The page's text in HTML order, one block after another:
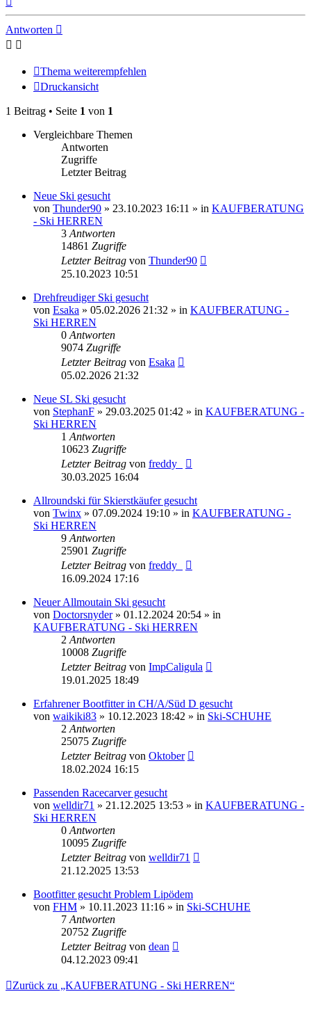
Antworten
Thema weiterempfehlen
Druckansicht
1 Beitrag • Seite 1 von 1
Vergleichbare Themen
Antworten
Zugriffe
Letzter Beitrag
Neue Ski gesucht
von Thunder90 » 23.10.2023 16:11 » in KAUFBERATUNG
- Ski HERREN
3 Antworten
14861 Zugriffe
Letzter Beitrag von Thunder90
25.10.2023 10:51
Drehfreudiger Ski gesucht
von Esaka » 05.02.2026 21:32 » in KAUFBERATUNG -
Ski HERREN
0 Antworten
9074 Zugriffe
Letzter Beitrag von Esaka
05.02.2026 21:32
Neue SL Ski gesucht
von StephanF » 29.03.2025 01:42 » in KAUFBERATUNG -
Ski HERREN
1 Antworten
10623 Zugriffe
Letzter Beitrag von freddy_
30.03.2025 16:04
Allroundski für Skierstkäufer gesucht
von Twinx » 07.09.2024 19:10 » in KAUFBERATUNG -
Ski HERREN
9 Antworten
25901 Zugriffe
Letzter Beitrag von freddy_
16.09.2024 17:16
Neuer Allmoutain Ski gesucht
von Doctorsnyder» 01.12.2024 20:54 » in
KAUFBERATUNG - Ski HERREN
2 Antworten
10008 Zugriffe
Letzter Beitrag von ImpCaligula
19.01.2025 18:49
Erfahrener Bootfitter in CH/A/Süd D gesucht
von waikiki83 » 10.12.2023 18:42 » in Ski-SCHUHE
2 Antworten
25075 Zugriffe
Letzter Beitrag von Oktober
18.02.2024 16:15
Passenden Racecarver gesucht
von welldir71 » 21.12.2025 13:53 » in KAUFBERATUNG -
Ski HERREN
0 Antworten
10095 Zugriffe
Letzter Beitrag von welldir71
21.12.2025 13:53
Bootfitter gesucht Problem Lipödem
von FHM » 10.11.2023 11:16 » in Ski-SCHUHE
7 Antworten
20752 Zugriffe
Letzter Beitrag von dean
04.12.2023 09:41
Zurück zu „KAUFBERATUNG - Ski HERREN“